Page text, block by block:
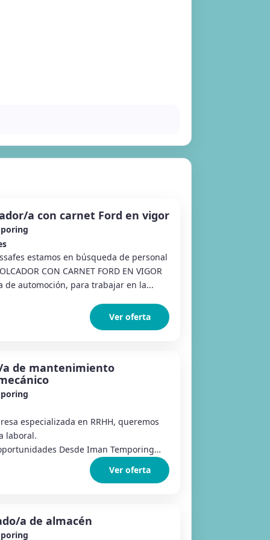
a con carnet Ford en vigor
estamos en búsqueda de personal
CON CARNET FORD EN VIGOR
automoción, para trabajar en la...
Ver oferta
a de mantenimiento
especializada en RRHH, queremos
laboral.
Desde Iman Temporing
Ver oferta
a de almacén